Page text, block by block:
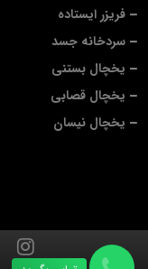
فریزر ایستاده
سردخانه جسد
یخچال بستنی
یخچال قصابی
یخچال نیسان